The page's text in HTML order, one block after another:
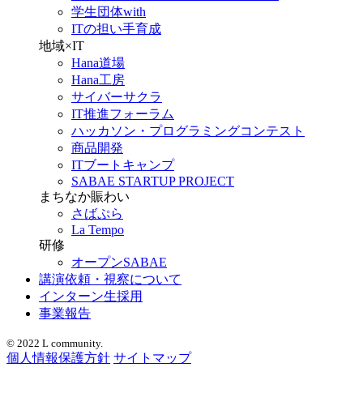
学生団体with
ITの担い手育成
地域×IT
Hana道場
Hana工房
サイバーサクラ
IT推進フォーラム
ハッカソン・プログラミングコンテスト
商品開発
ITブートキャンプ
SABAE STARTUP PROJECT
まちなか賑わい
さばぷら
La Tempo
研修
オープンSABAE
講演依頼・視察について
インターン生採用
事業報告
© 2022 L community.
個人情報保護方針 サイトマップ